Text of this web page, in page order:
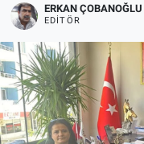
ERKAN ÇOBANOĞLU
EDITÖR
Haber Arşivi